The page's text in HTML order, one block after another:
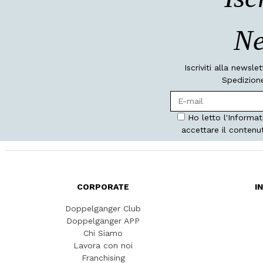
Iscriviti alla
Ho letto
accettare il
CORPORATE
Doppelgänger Club
Doppelgänger APP
Chi Siamo
Lavora con noi
Franchising